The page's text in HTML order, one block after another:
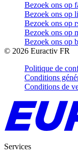
Bezoek ons op
Bezoek ons op
Bezoek ons op
Bezoek ons op
Bezoek ons op
© 2026 Euractiv FR
Politique de
Conditions
Conditions de
Services